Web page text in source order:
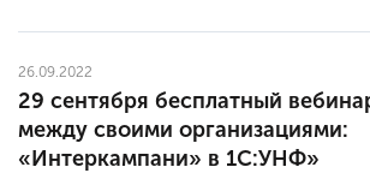
26.09.2022
29 сентября бесплатный
между своими организациями:
«‎Интеркампани» в 1С:УНФ»